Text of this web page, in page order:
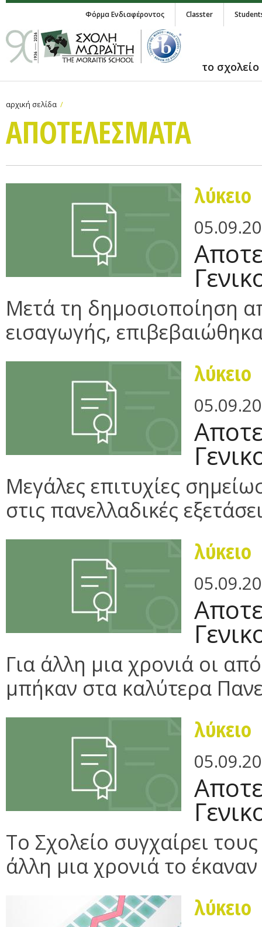
Φόρμα Ενδιαφέροντος Classter
το σχολείο
αρχική σελίδα
ΑΠΟΤΕΛΕΣΜΑΤΑ
λύκειο
Μετά τη δημοσιοποίηση
εισαγωγής,
λύκειο
Μεγάλες επιτυχίες
στις πανελλαδικές
λύκειο
Για άλλη μια χρονιά οι
μπήκαν στα καλύτερα
λύκειο
Το Σχολείο συγχαίρει
άλλη μια χρονιά το
λύκειο